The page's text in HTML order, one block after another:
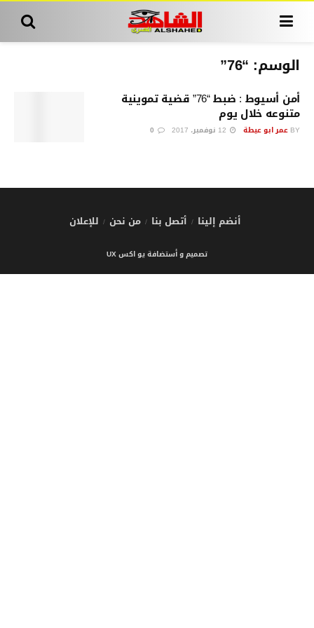
الوسم: “76”
أمن أسيوط : ضبط “76” قضية تموينية
متنوعه خلال يوم
BY عمر ابو عيطة
أنضم إلينا أتصل بنا من نحن للإعلان
تصميم و أستضافة يو اكس UX